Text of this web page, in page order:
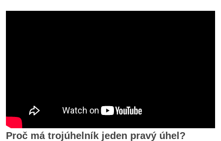
Proč má trojúhelník jeden pravý úhel?